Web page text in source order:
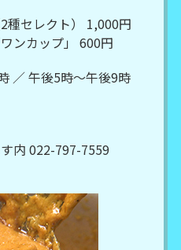
セレクト） 1,000円
ンカップ」 600円
／ 午後5時～午後9時
内 022-797-7559